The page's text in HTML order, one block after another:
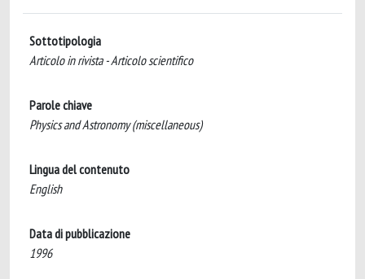
Sottotipologia
Articolo in rivista - Articolo scientifico
Parole chiave
Physics and Astronomy (miscellaneous)
Lingua del contenuto
English
Data di pubblicazione
1996